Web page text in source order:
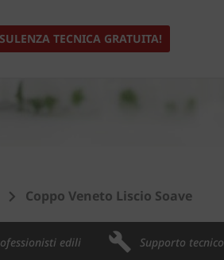
TECNICA GRATUITA!
Coppo Veneto Liscio Soave
edili Supporto tecnico